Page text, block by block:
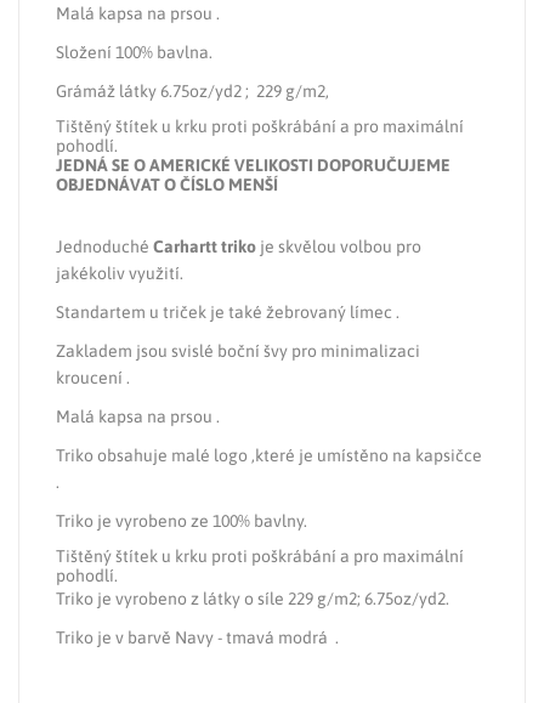
Malá kapsa na prsou .
Složení 100% bavlna.
Grámáž látky 6.75oz/yd2 ; 229 g/m2,
Tištěný štítek u krku proti poškrábání a pro maximální
pohodlí.
JEDNÁ SE O AMERICKÉ VELIKOSTI DOPORUČUJEME
OBJEDNÁVAT O ČÍSLO MENŠÍ
Jednoduché Carhartt triko je skvělou volbou pro
jakékoliv využití.
Standartem u triček je také žebrovaný límec .
Zakladem jsou svislé boční švy pro minimalizaci
kroucení .
Malá kapsa na prsou .
Triko obsahuje malé logo ,které je umístěno na kapsičce
.
Triko je vyrobeno ze 100% bavlny.
Tištěný štítek u krku proti poškrábání a pro maximální
pohodlí.
Triko je vyrobeno z látky o síle 229 g/m2; 6.75oz/yd2.
Triko je v barvě Navy - tmavá modrá .